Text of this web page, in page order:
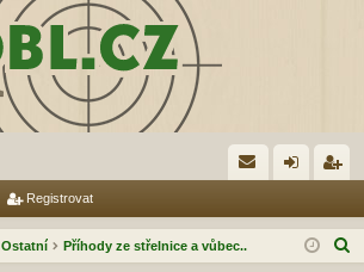
lá ist
Registrovat
Ostatní Příhody ze střelnice a vůbec..